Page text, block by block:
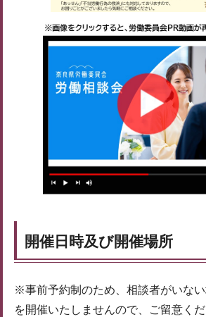
開催日時及び開催場所
※事前予約制のため、相談者がいな
を開催いたしませんので、ご留意くだ